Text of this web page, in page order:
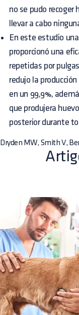
no se pudo recoger
llevar a cabo
En este estudio
proporcionó una
repetidas por
redujo la
en un 99,9%,
que produjera
posterior durante
Dryden MW, Smith V,